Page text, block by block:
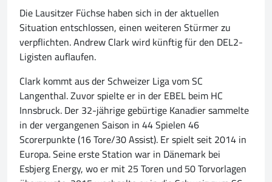
Die Lausitzer Füchse haben sich in der aktuellen
Situation entschlossen, einen weiteren Stürmer zu
verpflichten. Andrew Clark wird künftig für den DEL2-
Ligisten auflaufen.
Clark kommt aus der Schweizer Liga vom SC
Langenthal. Zuvor spielte er in der EBEL beim HC
Innsbruck. Der 32-jährige gebürtige Kanadier sammelte
in der vergangenen Saison in 44 Spielen 46
Scorerpunkte (16 Tore/30 Assist). Er spielt seit 2014 in
Europa. Seine erste Station war in Dänemark bei
Esbjerg Energy, wo er mit 25 Toren und 50 Torvorlagen